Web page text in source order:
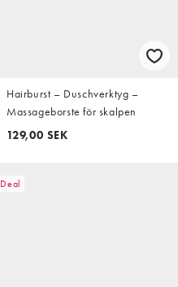
Hairburst – Duschverktyg –
Massageborste för skalpen
129,00 SEK
Deal